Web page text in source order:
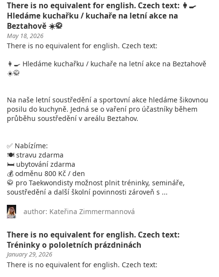
There is no equivalent for english. Czech text: 👩‍🍳
Hledáme kuchařku / kuchaře na letní akce na
Beztahově ☀️🥋
May 18, 2026
There is no equivalent for english. Czech text:
👩‍🍳 Hledáme kuchařku / kuchaře na letní akce na Beztahově
☀️🥋
Na naše letní soustředění a sportovní akce hledáme šikovnou
posilu do kuchyně. Jedná se o vaření pro účastníky během
průběhu soustředění v areálu Beztahov.
✅ Nabízíme:
🍽️ stravu zdarma
🛏️ ubytování zdarma
💰 odměnu 800 Kč / den
🥋 pro Taekwondisty možnost plnit tréninky, semináře,
soustředění a další školní povinnosti zároveň s ...
author: Kateřina Zimmermannová
There is no equivalent for english. Czech text:
Tréninky o pololetních prázdninách
January 29, 2026
There is no equivalent for english. Czech text: